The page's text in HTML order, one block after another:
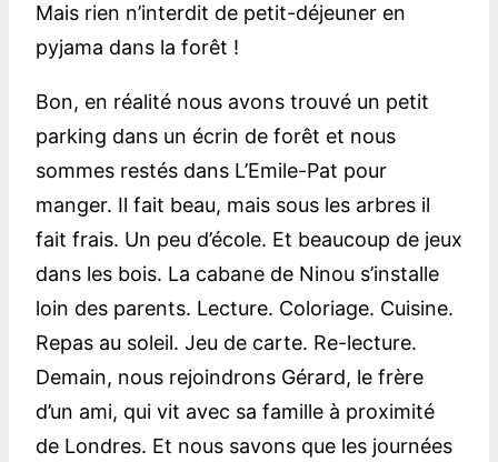
Mais rien n’interdit de petit-déjeuner en
pyjama dans la forêt !
Bon, en réalité nous avons trouvé un petit
parking dans un écrin de forêt et nous
sommes restés dans L’Emile-Pat pour
manger. Il fait beau, mais sous les arbres il
fait frais. Un peu d’école. Et beaucoup de jeux
dans les bois. La cabane de Ninou s’installe
loin des parents. Lecture. Coloriage. Cuisine.
Repas au soleil. Jeu de carte. Re-lecture.
Demain, nous rejoindrons Gérard, le frère
d’un ami, qui vit avec sa famille à proximité
de Londres. Et nous savons que les journées